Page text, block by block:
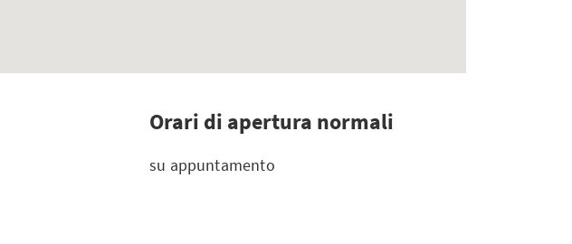
Orari di apertura normali
su appuntamento